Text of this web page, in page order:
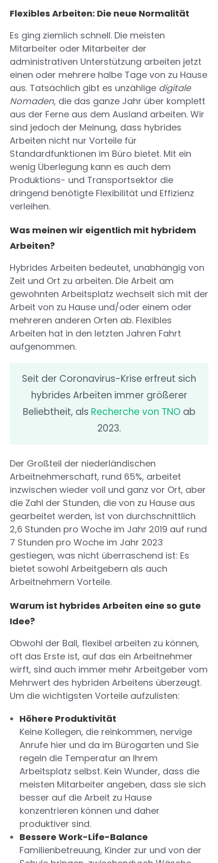
Flexibles Arbeiten: Die neue Normalität
Es ging ziemlich schnell. Die meisten
Mitarbeiter oder Mitarbeiter der
administrativen Unterstützung arbeiten jetzt
einen oder mehrere halbe Tage von zu Hause
aus. Tatsächlich gibt es unzählige digitale
Nomaden, die das ganze Jahr über komplett
aus der Ferne aus dem Ausland arbeiten. Wir
sind jedoch der Meinung, dass hybrides
Arbeiten nicht nur Vorteile für
Standardfunktionen im Büro bietet. Mit ein
wenig Überlegung kann es auch dem
Produktions- und Transportsektor die
dringend benötigte Flexibilität und Effizienz
verleihen.
Was meinen wir eigentlich mit hybridem
Arbeiten?
Hybrides Arbeiten bedeutet, unabhängig von
Zeit und Ort zu arbeiten. Die Arbeit am
gewohnten Arbeitsplatz wechselt sich mit der
Arbeit von zu Hause und/oder einem oder
mehreren anderen Orten ab. Flexibles
Arbeiten hat in den letzten Jahren Fahrt
aufgenommen.
Seit der Coronavirus-Krise erfreut sich
hybrides Arbeiten immer größerer
Beliebtheit, als Recherche von TNO ab
2023.
Der Großteil der niederländischen
Arbeitnehmerschaft, rund 65%, arbeitet
inzwischen wieder voll und ganz vor Ort, aber
die Zahl der Stunden, die von zu Hause aus
gearbeitet werden, ist von durchschnittlich
2,6 Stunden pro Woche im Jahr 2019 auf rund
7 Stunden pro Woche im Jahr 2023
gestiegen, was nicht überraschend ist: Es
bietet sowohl Arbeitgebern als auch
Arbeitnehmern Vorteile.
Warum ist hybrides Arbeiten eine so gute
Idee?
Obwohl der Ball, flexibel arbeiten zu können,
oft das Erste ist, auf das ein Arbeitnehmer
wirft, sind auch immer mehr Arbeitgeber vom
Mehrwert des hybriden Arbeitens überzeugt.
Um die wichtigsten Vorteile aufzulisten:
Höhere Produktivität
Keine Kollegen, die reinkommen, nervige
Anrufe hier und da im Bürogarten und Sie
regeln die Temperatur an Ihrem
Arbeitsplatz selbst. Kein Wunder, dass die
meisten Mitarbeiter angeben, dass sie sich
besser auf die Arbeit zu Hause
konzentrieren können und daher
produktiver sind.
Bessere Work-Life-Balance
Familienbetreuung, Kinder zur und von der